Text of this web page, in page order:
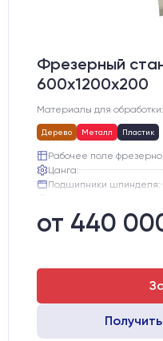
Фрезерный
600х1200х200
Материалы для обработки:
Дерево Металл Пластик
Рабочее поле
Цанга:
Подшипники шпинделя:
Двигатели:
от 440